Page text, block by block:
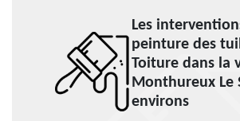
Les
peinture des
Toiture dans la
Monthureux Le
environs